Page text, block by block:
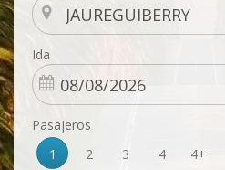
Ida
Pasajeros
1
2 3 4 4+